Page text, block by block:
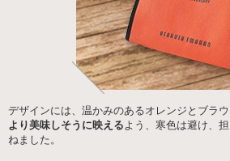
デザインには、温かみのあるオレンジとブラウ
より美味しそうに映える よう、寒色は避け、
ねました。